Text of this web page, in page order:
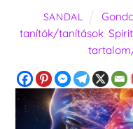
SANDAL
tanítók/tanítások